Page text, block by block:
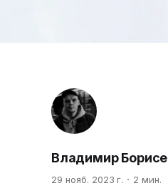
Владимир
29 нояб. 2023 г. 2 мин.